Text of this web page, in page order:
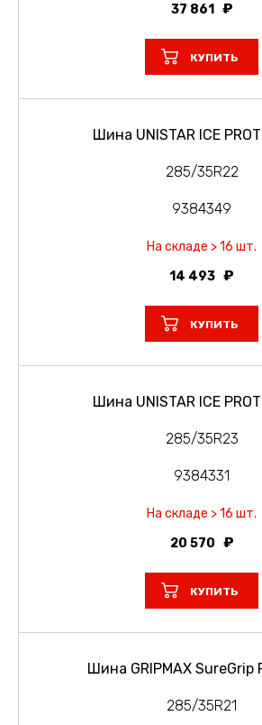
37 861
КУПИТЬ
Шина UNISTAR ICE
285/35R22
9384349
На складе > 16 шт.
14 493
КУПИТЬ
Шина UNISTAR ICE
285/35R23
9384331
На складе > 16 шт.
20 570
КУПИТЬ
Шина GRIPMAX SureGrip
285/35R21